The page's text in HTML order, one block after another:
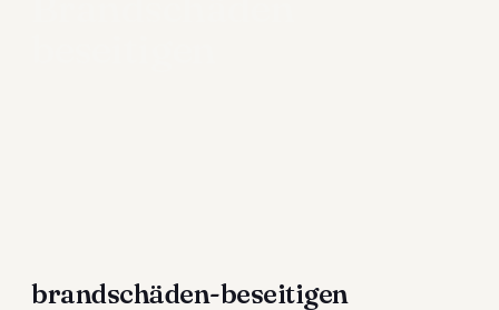
brandschäden-beseitigen